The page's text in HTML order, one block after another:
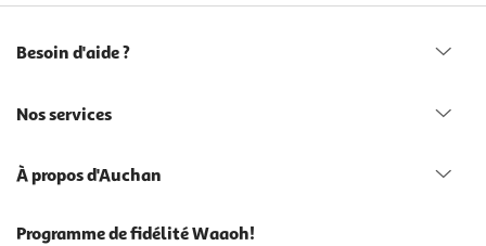
Besoin d'aide ?
Nos services
À propos d'Auchan
Programme de fidélité Waaoh!